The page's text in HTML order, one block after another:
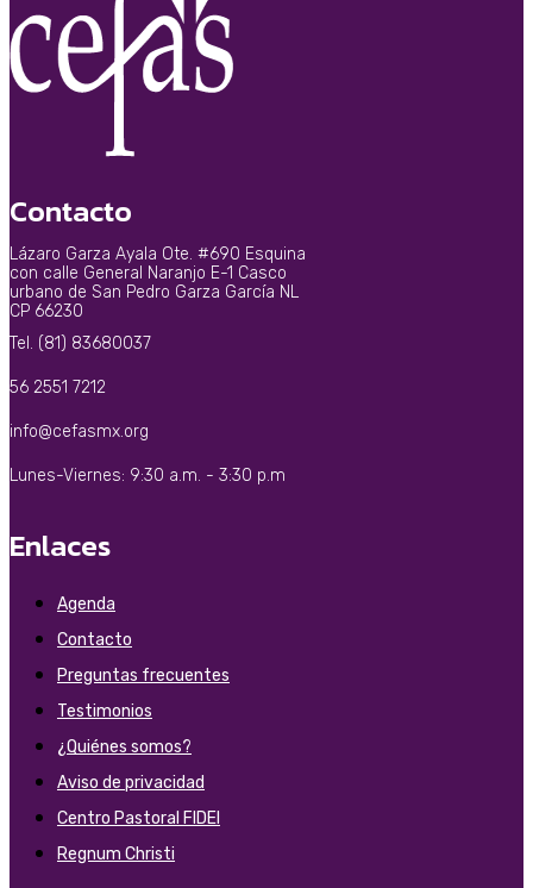
Contacto
Lázaro Garza Ayala Ote. #690 Esquina
con calle General Naranjo E-1 Casco
urbano de San Pedro Garza García NL
CP 66230
Tel. (81) 83680037
56 2551 7212
info@cefasmx.org
Lunes-Viernes: 9:30 a.m. - 3:30 p.m
Enlaces
Agenda
Contacto
Preguntas frecuentes
Testimonios
¿Quiénes somos?
Aviso de privacidad
Centro Pastoral FIDEI
Regnum Christi